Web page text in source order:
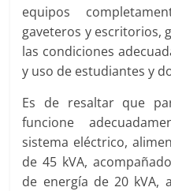
equipos
gaveteros y escritorios,
las condiciones
y uso de estudiantes y
Es de resaltar que
funcione
sistema eléctrico,
de 45 kVA,
de energía de 20 kVA,